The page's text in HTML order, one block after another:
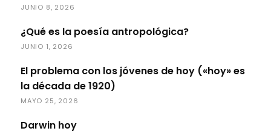
JUNIO 8, 2026
¿Qué es la poesía antropológica?
JUNIO 1, 2026
El problema con los jóvenes de hoy («hoy» es
la década de 1920)
MAYO 25, 2026
Darwin hoy